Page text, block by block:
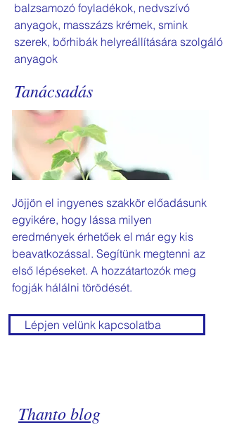
balzsamozó foyladékok, nedvszívó
anyagok, masszázs krémek, smink
szerek, bőrhibák helyreállítására szolgáló
anyagok
Tanácsadás
Jöjjön el ingyenes szakkör előadásunk
egyikére, hogy lássa milyen
eredmények érhetőek el már egy kis
beavatkozással. Segítünk megtenni az
első lépéseket. A hozzátartozók meg
fogják hálálni törödését.
Lépjen velünk kapcsolatba
Thanto blog